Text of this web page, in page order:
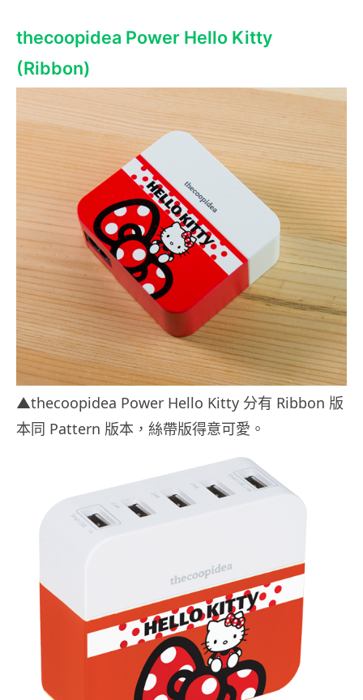
thecoopidea Power Hello Kitty
(Ribbon)
▲thecoopidea Power Hello Kitty 分有 Ribbon 版
本同 Pattern 版本，絲帶版得意可愛。